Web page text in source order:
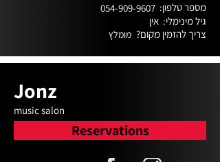
054-909-9607 מספר טלפון:
אין גיל מינימלי:
מומלץ צריך להזמין מקום?
Jonz
music salon
Reservations